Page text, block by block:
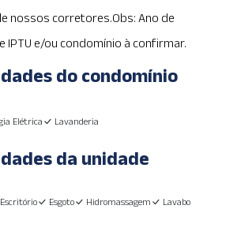
nossos corretores.Obs: Ano de
IPTU e/ou condomínio à confirmar.
do condomínio
Elétrica Lavanderia
da unidade
Escritório Esgoto Hidromassagem
Lavabo